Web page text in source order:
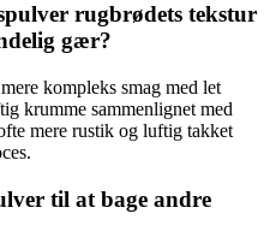
rugbrødets tekstur
gær?
kompleks smag med let
krumme sammenlignet med
mere rustik og luftig takket
til at bage andre